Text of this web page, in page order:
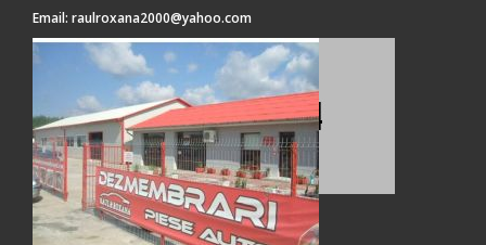
Email: raulroxana2000@yahoo.com